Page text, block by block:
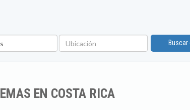
Ubicación
EN COSTA RICA